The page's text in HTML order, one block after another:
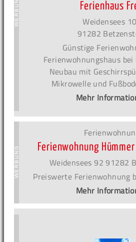
Ferienhaus
Weidensees
91282
Günstige
Ferienwohnungshaus
Neubau mit
Mikrowelle und
Mehr
Ferienwohnung
Weidensees 92 91282
Preiswerte Ferienwohnung
Mehr